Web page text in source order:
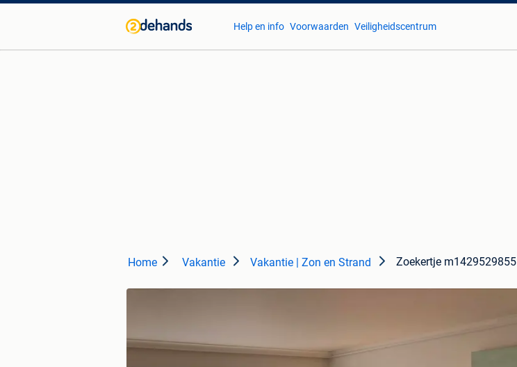
Help en info Voorwaarden Veiligheidscentrum
Home Vakantie Vakantie | Zon en Strand Zoekertje m1429529855